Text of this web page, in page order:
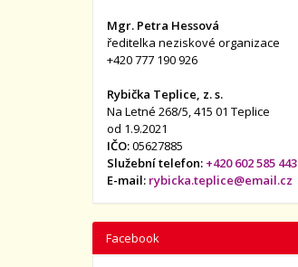
Mgr. Petra Hessová
ředitelka neziskové organizace
+420 777 190 926
Rybička Teplice, z. s.
Na Letné 268/5, 415 01 Teplice
od 1.9.2021
IČO:05627885
Služební telefon: +420 602 585 443
E-mail: rybicka.teplice@email.cz
Facebook